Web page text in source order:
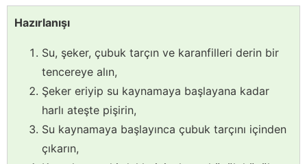
Hazırlanışı
Su, şeker, çubuk tarçın ve karanfilleri derin bir
tencereye alın,
Şeker eriyip su kaynamaya başlayana kadar
harlı ateşte pişirin,
Su kaynamaya başlayınca çubuk tarçını içinden
çıkarın,